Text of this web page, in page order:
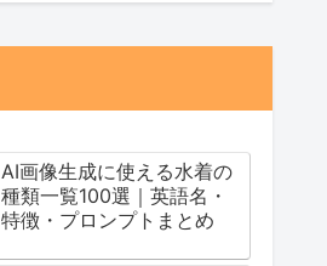
AI画像生成に使える水着の
種類一覧100選｜英語名・
特徴・プロンプトまとめ